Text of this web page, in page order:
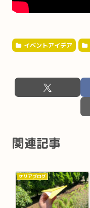
イベントアイデア
関連記事
ケリアブログ